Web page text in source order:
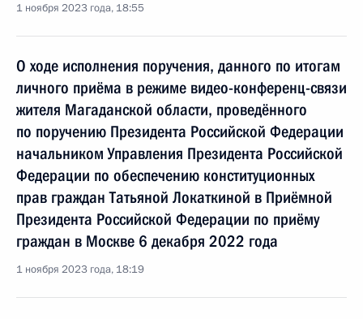
1 ноября 2023 года, 18:55
О ходе исполнения поручения, данного по итогам
личного приёма в режиме видео-конференц-связи
жителя Магаданской области, проведённого
по поручению Президента Российской Федерации
начальником Управления Президента Российской
Федерации по обеспечению конституционных
прав граждан Татьяной Локаткиной в Приёмной
Президента Российской Федерации по приёму
граждан в Москве 6 декабря 2022 года
1 ноября 2023 года, 18:19